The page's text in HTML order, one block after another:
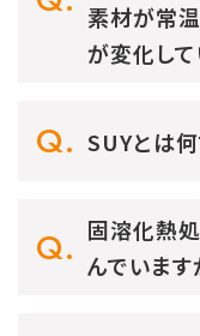
素材が常
が変化して
SUYとは何
固溶化熱
んでいます